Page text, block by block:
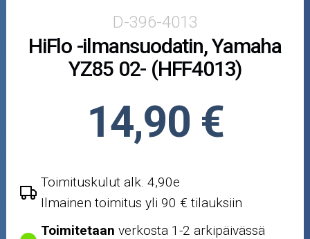
Öljyt ja kemikaalit
Outlet-tuotteet
D-396-4013
HiFlo -ilmansuodatin, Yamaha
YZ85 02- (HFF4013)
14,90 €
Toimituskulut alk. 4,90e
Ilmainen toimitus yli 90 € tilauksiin
Toimitetaan verkosta 1-2 arkipäivässä